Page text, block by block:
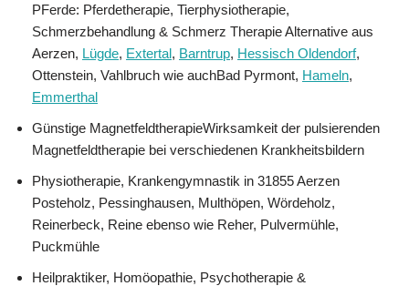
PFerde: Pferdetherapie, Tierphysiotherapie,
Schmerzbehandlung & Schmerz Therapie Alternative aus
Aerzen, Lügde, Extertal, Barntrup, Hessisch Oldendorf,
Ottenstein, Vahlbruch wie auchBad Pyrmont, Hameln,
Emmerthal
Günstige MagnetfeldtherapieWirksamkeit der pulsierenden
Magnetfeldtherapie bei verschiedenen Krankheitsbildern
Physiotherapie, Krankengymnastik in 31855 Aerzen
Posteholz, Pessinghausen, Multhöpen, Wördeholz,
Reinerbeck, Reine ebenso wie Reher, Pulvermühle,
Puckmühle
Heilpraktiker, ‎Homöopathie, ‎Psychotherapie &